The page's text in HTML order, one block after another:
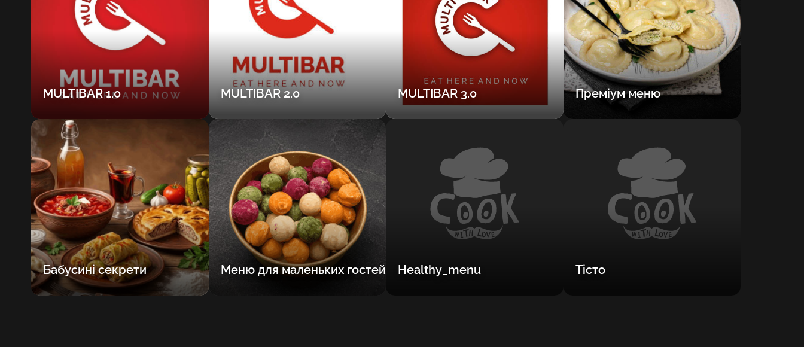
MULTIBAR 1.0 MULTIBAR 2.0 MULTIBAR 3.0 Преміум меню
Бабусині секрети Меню для маленьких гостей Healthy_menu Тісто